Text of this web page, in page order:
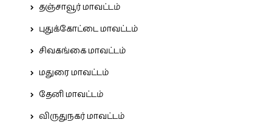
தஞ்சாவூர் மாவட்டம்
புதுக்கோட்டை மாவட்டம்
சிவகங்கை மாவட்டம்
மதுரை மாவட்டம்
தேனி மாவட்டம்
விருதுநகர் மாவட்டம்